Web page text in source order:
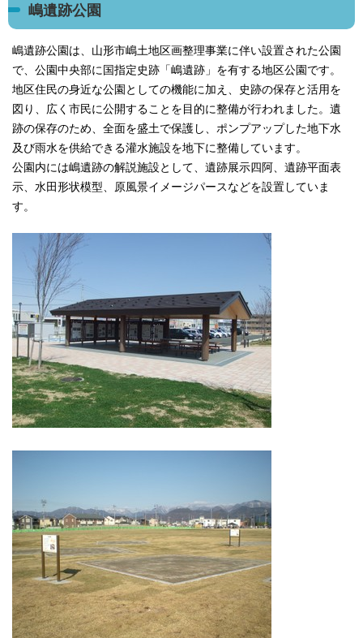
嶋遺跡公園
嶋遺跡公園は、山形市嶋土地区画整理事業に伴い設置された公園
で、公園中央部に国指定史跡「嶋遺跡」を有する地区公園です。
地区住民の身近な公園としての機能に加え、史跡の保存と活用を
図り、広く市民に公開することを目的に整備が行われました。遺
跡の保存のため、全面を盛土で保護し、ポンプアップした地下水
及び雨水を供給できる灌水施設を地下に整備しています。
公園内には嶋遺跡の解説施設として、遺跡展示四阿、遺跡平面表
示、水田形状模型、原風景イメージパースなどを設置していま
す。